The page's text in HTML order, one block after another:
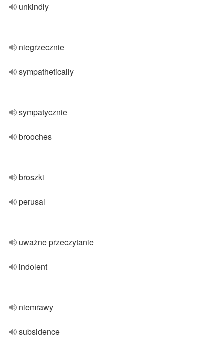
unkindly
niegrzecznie
sympathetically
sympatycznie
brooches
broszki
perusal
uważne przeczytanie
indolent
niemrawy
subsidence